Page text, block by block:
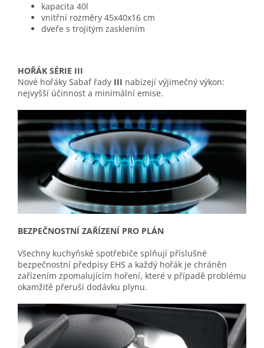
kapacita 40l
vnitřní rozměry 45x40x16 cm
dveře s trojitým zasklením​
HOŘÁK SÉRIE III
Nové hořáky Sabaf řady III nabízejí výjimečný výkon:
nejvyšší účinnost a minimální emise.
BEZPEČNOSTNÍ ZAŘÍZENÍ PRO PLÁN
Všechny kuchyňské spotřebiče splňují příslušné
bezpečnostní předpisy EHS a každý hořák je chráněn
zařízením zpomalujícím hoření, které v případě problému
okamžitě přeruší dodávku plynu.